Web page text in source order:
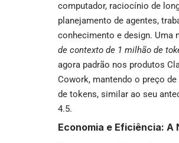
computador, raciocínio de
planejamento de agentes,
conhecimento e design. Uma
de contexto de 1 milhão de
agora padrão nos produtos
Cowork, mantendo o preço
de tokens, similar ao seu
4.5.
Economia e Eficiência: A